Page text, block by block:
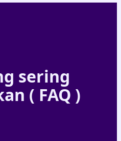
sering
( FAQ )